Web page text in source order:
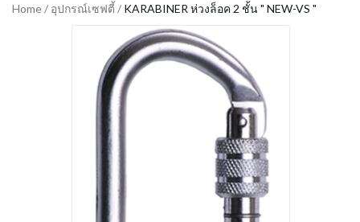
Home/ อุปกรณ์เซฟตี้ / KARABINER ห่วงล็อค 2 ชั้น " NEW-VS "